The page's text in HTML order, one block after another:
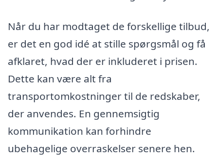
Når du har modtaget de forskellige tilbud,
er det en god idé at stille spørgsmål og få
afklaret, hvad der er inkluderet i prisen.
Dette kan være alt fra
transportomkostninger til de redskaber,
der anvendes. En gennemsigtig
kommunikation kan forhindre
ubehagelige overraskelser senere hen.